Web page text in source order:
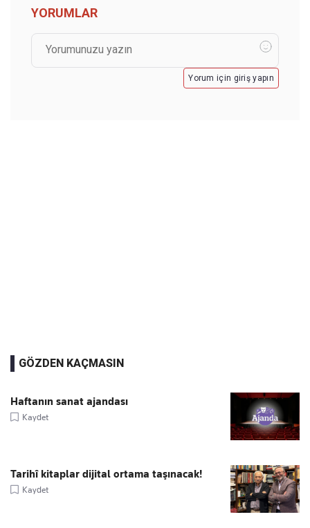
YORUMLAR
Yorum için giriş yapın
GÖZDEN KAÇMASIN
Haftanın sanat ajandası
Kaydet
Tarihî kitaplar dijital ortama taşınacak!
Kaydet